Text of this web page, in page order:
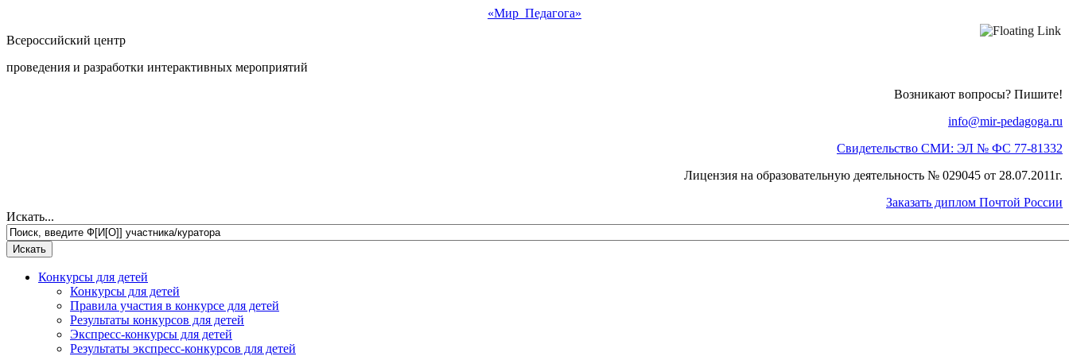
«Мир Педагога»
Всероссийский центр
проведения и разработки интерактивных мероприятий
Возникают вопросы? Пишите!
info@mir-pedagoga.ru
Свидетельство СМИ: ЭЛ № ФС 77-81332
Лицензия на образовательную деятельность № 029045 от 28.07.2011г.
Заказать диплом Почтой России
Искать...
Конкурсы для детей
Конкурсы для детей
Правила участия в конкурсе для детей
Результаты конкурсов для детей
Экспресс-конкурсы для детей
Результаты экспресс-конкурсов для детей